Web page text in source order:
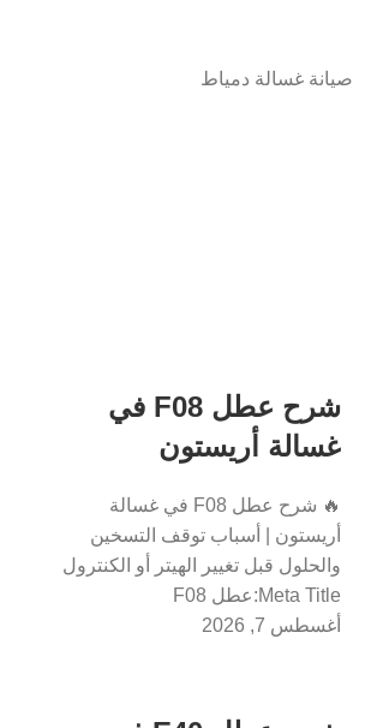
صيانة غسالة دمياط
شرح عطل F08 في
غسالة أريستون
🔥 شرح عطل F08 في غسالة
أريستون | أسباب توقف التسخين
والحلول قبل تغيير الهيتر أو الكنترول
Meta Title:عطل F08
أغسطس 7, 2026